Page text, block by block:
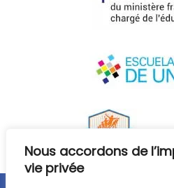
Nous accordons de
vie privée